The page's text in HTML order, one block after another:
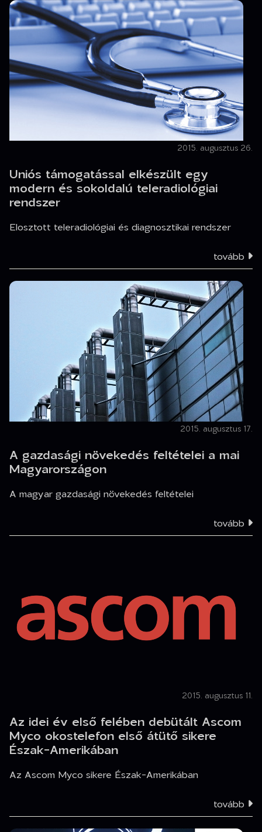
2015. augusztus 26.
Uniós támogatással elkészült egy
modern és sokoldalú teleradiológiai
rendszer
Elosztott teleradiológiai és diagnosztikai rendszer
tovább
2015. augusztus 17.
A gazdasági növekedés feltételei a mai
Magyarországon
A magyar gazdasági növekedés feltételei
tovább
2015. augusztus 11.
Az idei év első felében debütált Ascom
Myco okostelefon első átütő sikere
Észak-Amerikában
Az Ascom Myco sikere Észak-Amerikában
tovább